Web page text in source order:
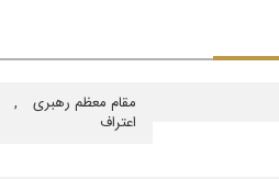
مقام معظم رهبری ,
اعتراف